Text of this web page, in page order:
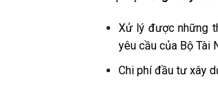
Xử lý được những
yêu cầu của Bộ Tài
Chi phí đầu tư xây